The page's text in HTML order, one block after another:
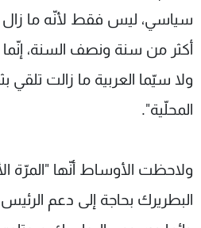
سياسي، ليس فقط لأنّه ما زال
أكثر من سنة ونصف السنة،
ولا سيّما العربية ما زالت تلقي
المحلّية".
ولاحظت الأوساط أنّها "المرّة
البطريرك بحاجة إلى دعم